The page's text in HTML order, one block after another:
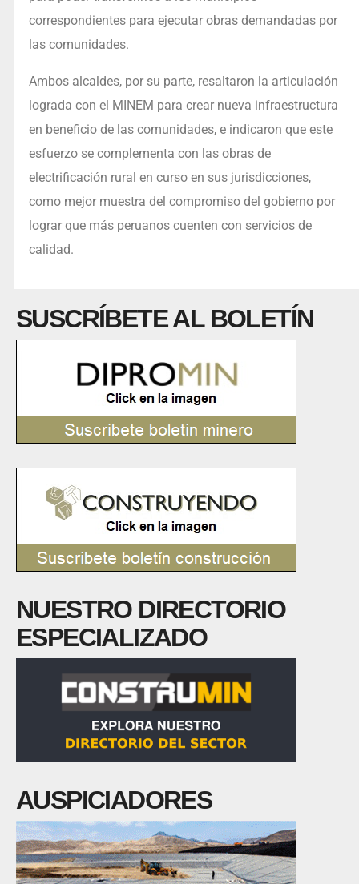
correspondientes para ejecutar obras demandadas por
las comunidades.
Ambos alcaldes, por su parte, resaltaron la articulación
lograda con el MINEM para crear nueva infraestructura
en beneficio de las comunidades, e indicaron que este
esfuerzo se complementa con las obras de
electrificación rural en curso en sus jurisdicciones,
como mejor muestra del compromiso del gobierno por
lograr que más peruanos cuenten con servicios de
calidad.
SUSCRÍBETE AL BOLETÍN
NUESTRO DIRECTORIO
ESPECIALIZADO
AUSPICIADORES